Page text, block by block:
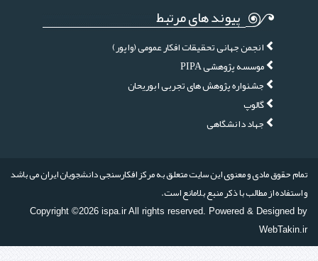
پیوند های مرتبط
انجمن جهانی تحقیقات افکار عمومی (واپور)
موسسه پژوهشی PIPA
جشنواره پژوهش های تجربی ابوریحان
گالوپ
جهاد دانشگاهی
تمام حقوق مادی و معنوی این سایت متعلق به مرکز افکارسنجی دانشجویان ایران می باشد
و استفاده از مطالب با ذکر منبع بلامانع است.
Copyright ©2026 ispa.ir All rights reserved. Powered & Designed by
WebTakin.ir